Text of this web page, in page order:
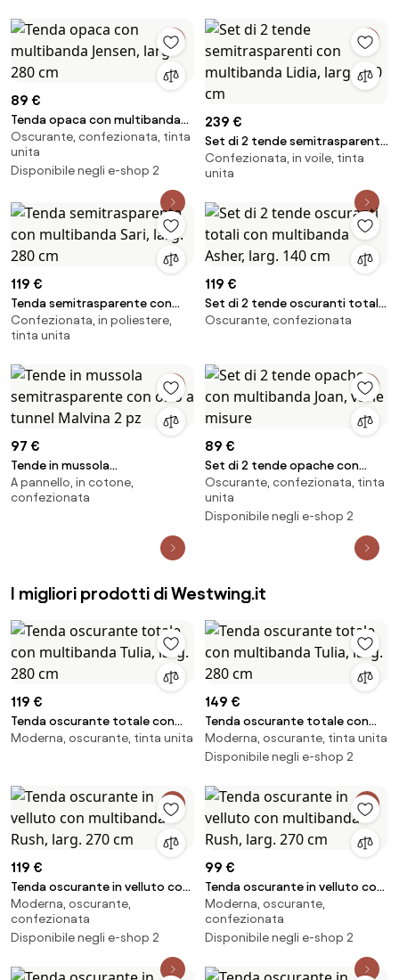
89 €
Tenda opaca con multibanda
Jensen, larg. 280 cm
Oscurante, confezionata, tinta
unita
Disponibile negli e-shop 2
239 €
Set di 2 tende semitrasparenti
con multibanda Lidia, larg. 140
cm
Confezionata, in voile, tinta
unita
119 €
Tenda semitrasparente con
multibanda Sari, larg. 280 cm
Confezionata, in poliestere,
tinta unita
119 €
Set di 2 tende oscuranti totali
con multibanda Asher, larg. 140
Oscurante, confezionata
97 €
Tende in mussola
semitrasparente con orlo a
tunnel Malvina 2 pz
A pannello, in cotone,
confezionata
89 €
Set di 2 tende opache con
multibanda Joan, varie misure
Oscurante, confezionata, tinta
unita
Disponibile negli e-shop 2
I migliori prodotti di Westwing.it
119 €
Tenda oscurante totale con
multibanda Tulia, larg. 280 cm
Moderna, oscurante, tinta unita
149 €
Tenda oscurante totale con
multibanda Tulia, larg. 280 cm
Moderna, oscurante, tinta unita
Disponibile negli e-shop 2
119 €
Tenda oscurante in velluto con
multibanda Rush, larg. 270 cm
Moderna, oscurante,
confezionata
Disponibile negli e-shop 2
99 €
Tenda oscurante in velluto con
multibanda Rush, larg. 270 cm
Moderna, oscurante,
confezionata
Disponibile negli e-shop 2